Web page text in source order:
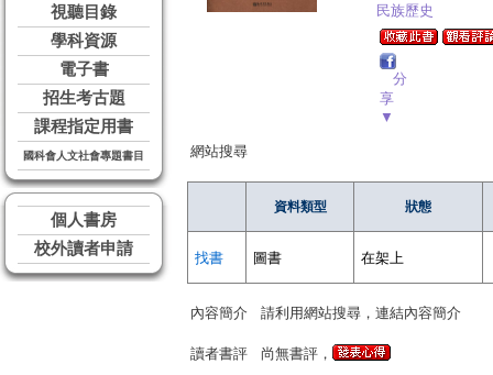
視聽目錄
學科資源
電子書
招生考古題
課程指定用書
國科會人文社會專題書目
個人書房
校外讀者申請
民族歷史
分
享
▼
網站搜尋
資料類型 狀態
找書 圖書 在架上
內容簡介 請利用網站搜尋，連結內容簡介
讀者書評 尚無書評，